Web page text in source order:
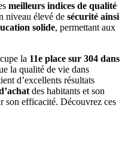
meilleurs indices de qualité
niveau élevé de sécurité ainsi
solide, permettant aux
la 11e place sur 304 dans
la qualité de vie dans
d’excellents résultats
des habitants et son
son efficacité. Découvrez ces